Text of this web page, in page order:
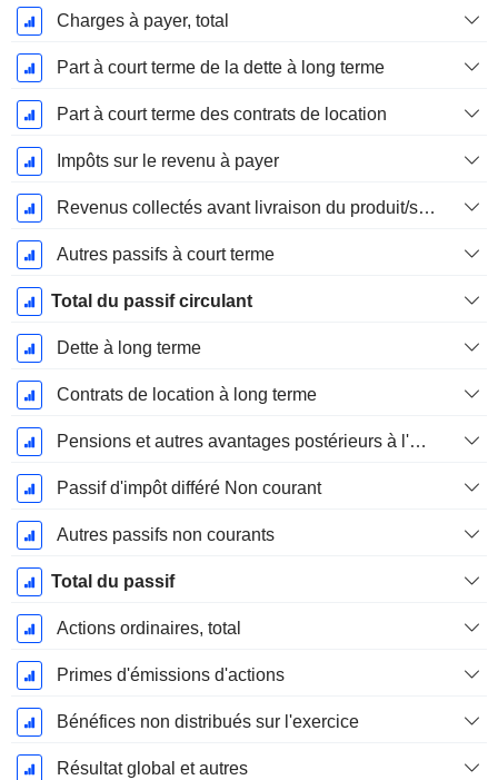
Charges à payer, total
Part à court terme de la dette à long terme
Part à court terme des contrats de location
Impôts sur le revenu à payer
Revenus collectés avant livraison du produit/service
Autres passifs à court terme
Total du passif circulant
Dette à long terme
Contrats de location à long terme
Pensions et autres avantages postérieurs à l'emploi
Passif d'impôt différé Non courant
Autres passifs non courants
Total du passif
Actions ordinaires, total
Primes d'émissions d'actions
Bénéfices non distribués sur l'exercice
Résultat global et autres